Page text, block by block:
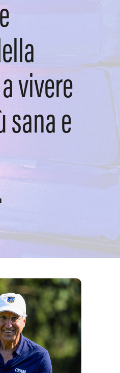
vivere
sana e